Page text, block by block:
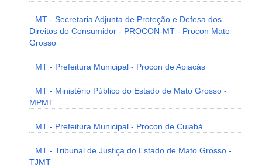
MT - Secretaria Adjunta de Proteção e Defesa dos
Direitos do Consumidor - PROCON-MT - Procon Mato
Grosso
MT - Prefeitura Municipal - Procon de Apiacás
MT - Ministério Público do Estado de Mato Grosso -
MPMT
MT - Prefeitura Municipal - Procon de Cuiabá
MT - Tribunal de Justiça do Estado de Mato Grosso -
TJMT